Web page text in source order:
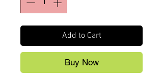
Add to Cart
Buy Now